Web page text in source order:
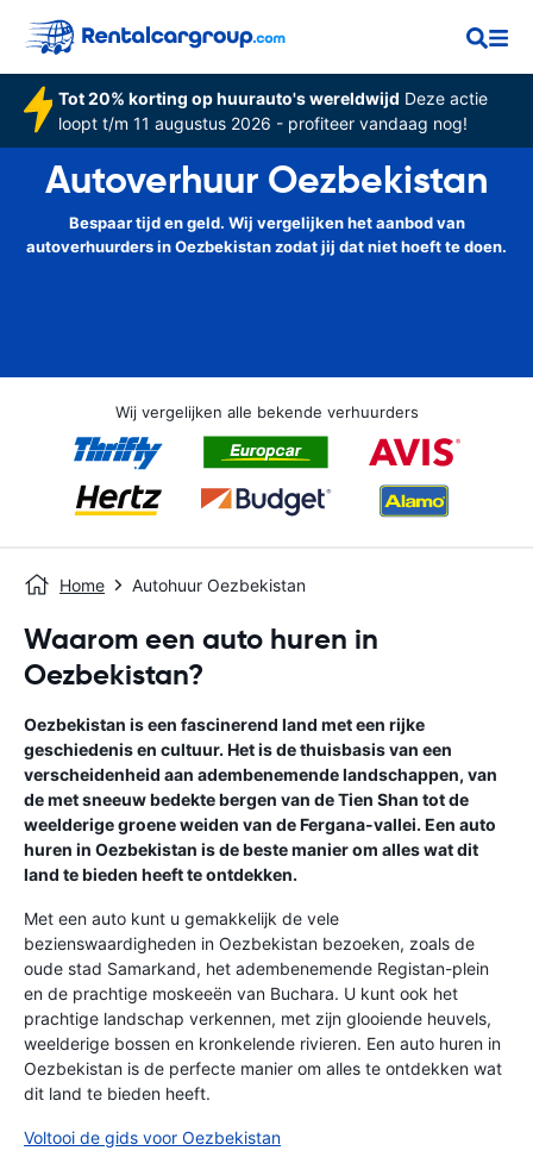
Tot 20% korting op huurauto's wereldwijd Deze actie
loopt t/m 11 augustus 2026 - profiteer vandaag nog!
Autoverhuur Oezbekistan
Bespaar tijd en geld. Wij vergelijken het aanbod van
autoverhuurders in Oezbekistan zodat jij dat niet hoeft te doen.
Wij vergelijken alle bekende verhuurders
Home Autohuur Oezbekistan
Waarom een auto huren in
Oezbekistan?
Oezbekistan is een fascinerend land met een rijke
geschiedenis en cultuur. Het is de thuisbasis van een
verscheidenheid aan adembenemende landschappen, van
de met sneeuw bedekte bergen van de Tien Shan tot de
weelderige groene weiden van de Fergana-vallei. Een auto
huren in Oezbekistan is de beste manier om alles wat dit
land te bieden heeft te ontdekken.
Met een auto kunt u gemakkelijk de vele
bezienswaardigheden in Oezbekistan bezoeken, zoals de
oude stad Samarkand, het adembenemende Registan-plein
en de prachtige moskeeën van Buchara. U kunt ook het
prachtige landschap verkennen, met zijn glooiende heuvels,
weelderige bossen en kronkelende rivieren. Een auto huren in
Oezbekistan is de perfecte manier om alles te ontdekken wat
dit land te bieden heeft.
Voltooi de gids voor Oezbekistan